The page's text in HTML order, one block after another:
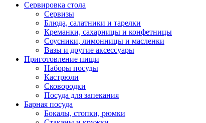
Сервировка стола
Сервизы
Блюда, салатники и тарелки
Креманки, сахарницы и конфетницы
Соусники, лимонницы и масленки
Вазы и другие аксессуары
Приготовление пищи
Наборы посуды
Кастрюли
Сковородки
Посуда для запекания
Барная посуда
Бокалы, стопки, рюмки